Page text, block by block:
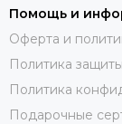
Помощь и
Оферта и
Политика
Политика
Подарочные